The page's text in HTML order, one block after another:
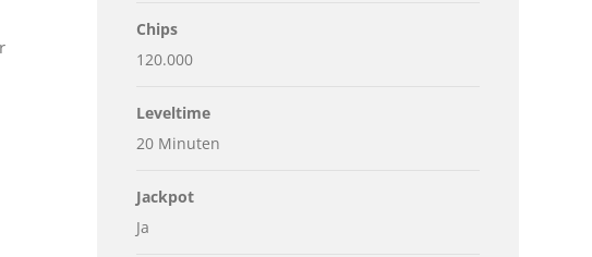
Chips
120.000
Leveltime
20 Minuten
Jackpot
Ja